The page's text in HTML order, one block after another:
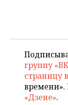
группу
страницу
«Дзене».